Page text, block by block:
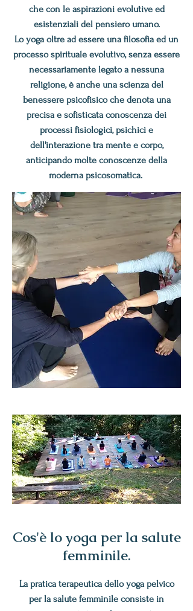
che con le aspirazioni evolutive ed
esistenziali del pensiero umano.
Lo yoga oltre ad essere una filosofia ed un
processo spirituale evolutivo, senza essere
necessariamente legato a nessuna
religione, è anche una scienza del
benessere psicofisico che denota una
precisa e sofisticata conoscenza dei
processi fisiologici, psichici e
dell'interazione tra mente e corpo,
anticipando molte conoscenze della
moderna psicosomatica.
Cos'è lo yoga per la salute
femminile.
La pratica terapeutica dello yoga pelvico
per la salute femminile consiste in